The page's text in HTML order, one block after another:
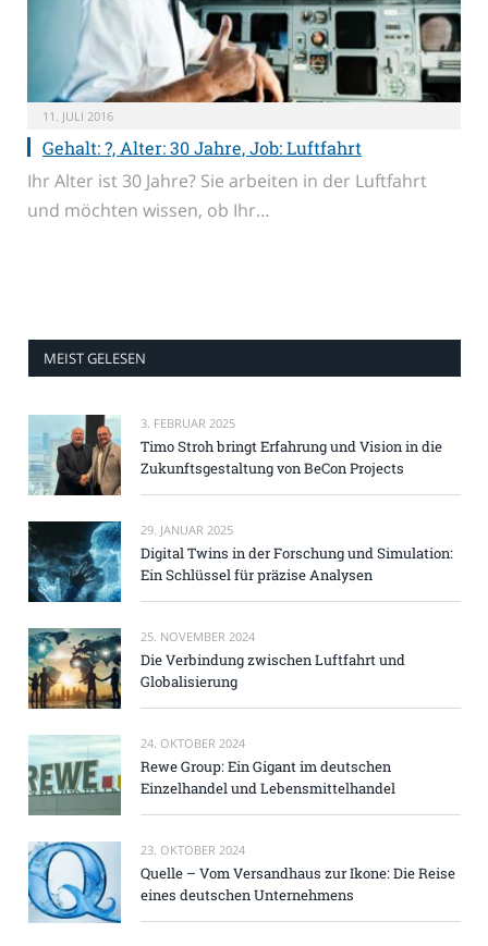
11. JULI 2016
Gehalt: ?, Alter: 30 Jahre, Job: Luftfahrt
Ihr Alter ist 30 Jahre? Sie arbeiten in der Luftfahrt
und möchten wissen, ob Ihr…
MEIST GELESEN
3. FEBRUAR 2025
Timo Stroh bringt Erfahrung und Vision in die
Zukunftsgestaltung von BeCon Projects
29. JANUAR 2025
Digital Twins in der Forschung und Simulation:
Ein Schlüssel für präzise Analysen
25. NOVEMBER 2024
Die Verbindung zwischen Luftfahrt und
Globalisierung
24. OKTOBER 2024
Rewe Group: Ein Gigant im deutschen
Einzelhandel und Lebensmittelhandel
23. OKTOBER 2024
Quelle – Vom Versandhaus zur Ikone: Die Reise
eines deutschen Unternehmens